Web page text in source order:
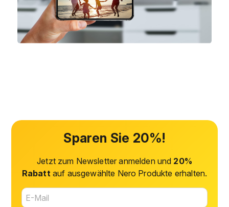
Sparen Sie 20%!
Jetzt zum Newsletter anmelden und 20%
Rabattauf ausgewählte Nero Produkte erhalten.